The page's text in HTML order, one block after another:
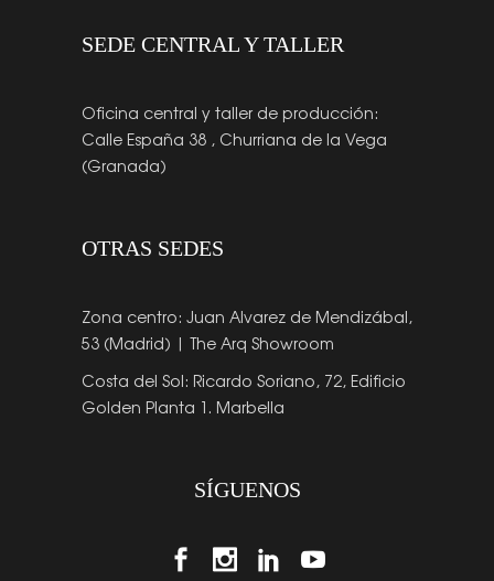
SEDE CENTRAL Y TALLER
Oficina central y taller de producción:
Calle España 38 , Churriana de la Vega
(Granada)
OTRAS SEDES
Zona centro: Juan Alvarez de Mendizábal,
53 (Madrid) | The Arq Showroom
Costa del Sol: Ricardo Soriano, 72, Edificio
Golden Planta 1. Marbella
SÍGUENOS